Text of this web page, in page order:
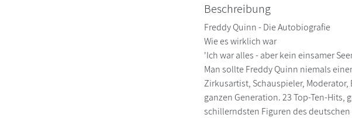
Beschreibung
Freddy Quinn - Die Autobiografie
Wie es wirklich war
'Ich war alles - aber kein einsamer
Man sollte Freddy Quinn niemals
Zirkusartist, Schauspieler,
ganzen Generation. 23 Top-Ten-
schillerndsten Figuren des